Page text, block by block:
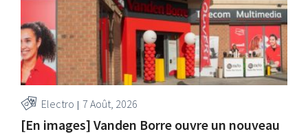
Electro 7 Août, 2026
[En images] Vanden Borre ouvre un nouveau